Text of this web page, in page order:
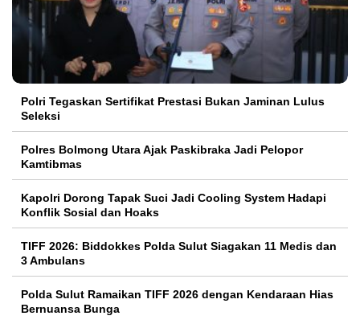
Polri Tegaskan Sertifikat Prestasi Bukan Jaminan Lulus
Seleksi
Polres Bolmong Utara Ajak Paskibraka Jadi Pelopor
Kamtibmas
Kapolri Dorong Tapak Suci Jadi Cooling System Hadapi
Konflik Sosial dan Hoaks
TIFF 2026: Biddokkes Polda Sulut Siagakan 11 Medis dan
3 Ambulans
Polda Sulut Ramaikan TIFF 2026 dengan Kendaraan Hias
Bernuansa Bunga